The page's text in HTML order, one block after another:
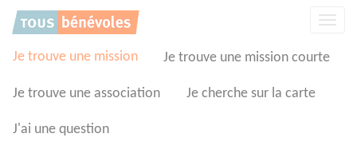
Je trouve une mission Je trouve une mission courte
Je trouve une association Je cherche sur la carte
J'ai une question
Panneau de gestion des cookies